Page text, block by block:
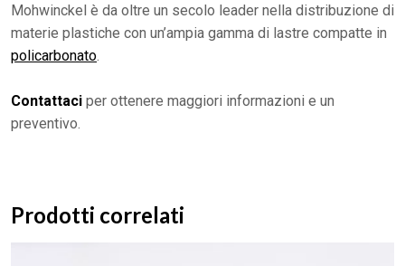
Mohwinckel è da oltre un secolo leader nella distribuzione di
materie plastiche con un’ampia gamma di lastre compatte in
policarbonato
Contattaci per ottenere maggiori informazioni e un
preventivo.
Prodotti correlati